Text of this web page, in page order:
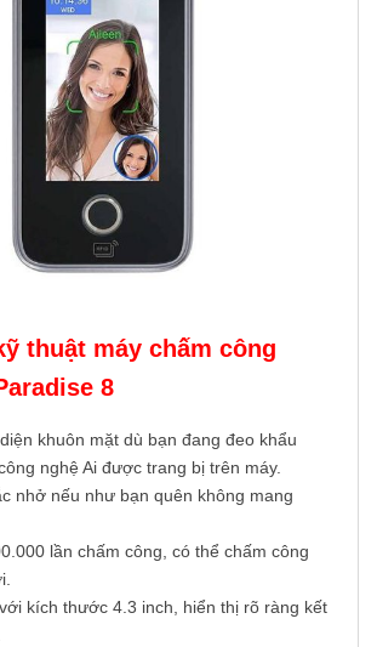
thuật máy chấm công
8
khuôn mặt dù bạn đang đeo khẩu
nghệ Ai được trang bị trên máy.
nhở nếu như bạn quên không mang
lần chấm công, có thể chấm công
kích thước 4.3 inch, hiển thị rõ ràng kết